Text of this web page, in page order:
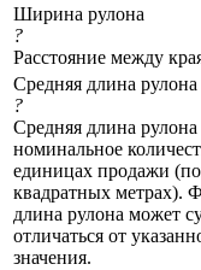
Ширина рулона
?
Расстояние между
Средняя длина рулона
?
Средняя длина рулона
номинальное
единицах продажи
квадратных метрах).
длина рулона может
отличаться от
значения.